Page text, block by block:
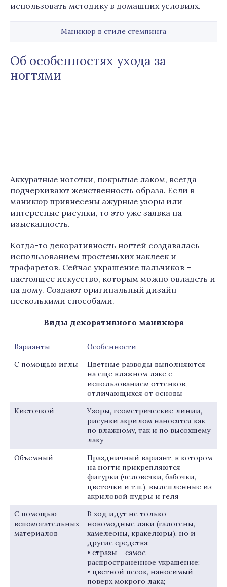
использовать методику в домашних условиях.
Маникюр в стиле стемпинга
Об особенностях ухода за
ногтями
Аккуратные ноготки, покрытые лаком, всегда
подчеркивают женственность образа. Если в
маникюр привнесены ажурные узоры или
интересные рисунки, то это уже заявка на
изысканность.
Когда-то декоративность ногтей создавалась
использованием простеньких наклеек и
трафаретов. Сейчас украшение пальчиков –
настоящее искусство, которым можно овладеть и
на дому. Создают оригинальный дизайн
несколькими способами.
Виды декоративного маникюра
Варианты
Особенности
С помощью иглы
Цветные разводы выполняются
на еще влажном лаке с
использованием оттенков,
отличающихся от основы
Кисточкой
Узоры, геометрические линии,
рисунки акрилом наносятся как
по влажному, так и по высохшему
лаку
Объемный
Праздничный вариант, в котором
на ногти прикрепляются
фигурки (человечки, бабочки,
цветочки и т.п.), вылепленные из
акриловой пудры и геля
С помощью
вспомогательных
материалов
В ход идут не только
новомодные лаки (галогены,
хамелеоны, кракелюры), но и
другие средства:
• стразы – самое
распространенное украшение;
• цветной песок, наносимый
поверх мокрого лака;